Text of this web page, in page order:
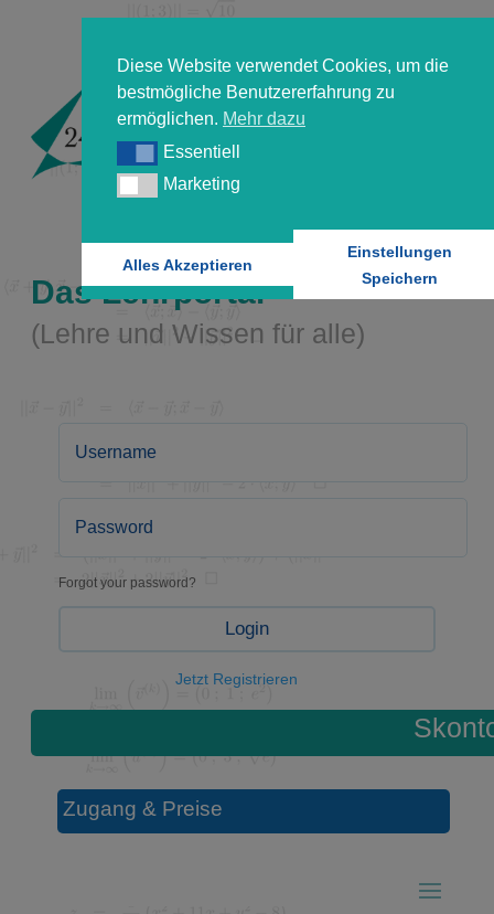
Diese Website verwendet Cookies, um die
bestmögliche Benutzererfahrung zu
ermöglichen. Mehr dazu
EssentiellEssentiell
MarketingMarketing
Alles Akzeptieren
Einstellungen
Speichern
Das Lehrportal
(Lehre und Wissen für alle)
Forgot your password?
Login
Jetzt Registrieren
Zugang & Preise